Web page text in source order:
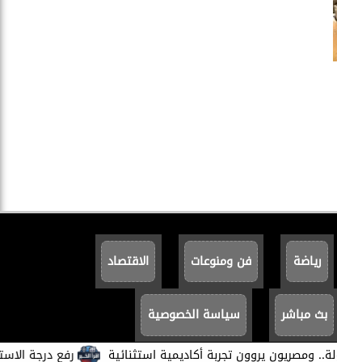
​رفع درجة الاستعداد
رياضة فن ومنوعات الاقتصاد
بث مباشر سياسة الخصوصية